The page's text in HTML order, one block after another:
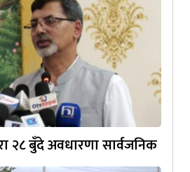
२८ बुँदे अवधारणा सार्वजनिक